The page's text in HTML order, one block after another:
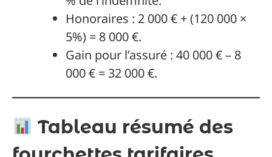
Honoraires : 2 000 € + (120 000 ×
5%) = 8 000 €.
Gain pour l’assuré : 40 000 € – 8
000 € = 32 000 €.
Tableau résumé des